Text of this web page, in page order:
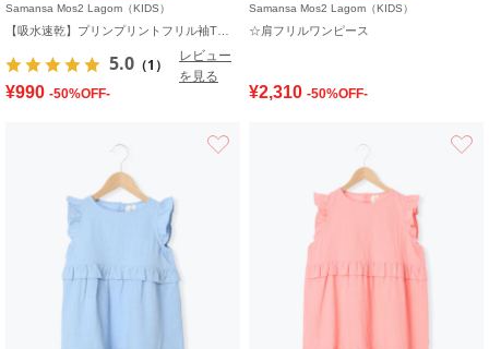
Samansa Mos2 Lagom（KIDS）
5.0 （1）
レビュー
を見る
¥990 -50%OFF-
Samansa Mos2 Lagom（KIDS）
☆肩フリルワンピース
¥2,310 -50%OFF-